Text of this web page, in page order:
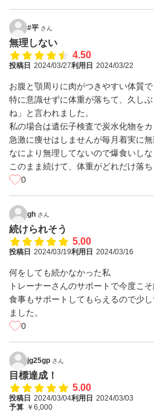
#平 さん
無理しない
4.50
投稿日 2024/03/27利用日 2024/03/22
お腹と顎周りに肉がつきやすい体質
特に意識せずに体重が落ちて、久し
ね」と言われました。
私の場合は遺伝子検査で炭水化物を
急激に痩せはしませんが毎月着実に無
なにより無理してないので爆食いしな
このまま続けて、体重がどれだけ落ち
0
gh さん
続けられそう
5.00
投稿日 2024/03/19利用日 2024/03/16
何をしても続かなかった私
トレーナーさんのサポートで今度こそ
食事もサポートしてもらえるので少
ました。
0
jg25gp さん
目標達成！
5.00
投稿日 2024/03/04利用日 2024/03/03
予算 ￥6,000